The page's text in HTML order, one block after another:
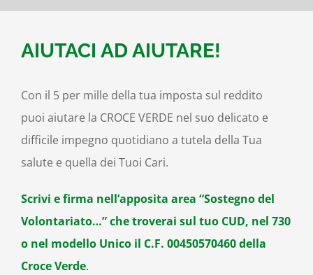
AIUTACI AD AIUTARE!
Con il 5 per mille della tua imposta sul reddito
puoi aiutare la CROCE VERDE nel suo delicato e
difficile impegno quotidiano a tutela della Tua
salute e quella dei Tuoi Cari.
Scrivi e firma nell’apposita area “Sostegno del
Volontariato…” che troverai sul tuo CUD, nel 730
o nel modello Unico il C.F. 00450570460 della
Croce Verde.